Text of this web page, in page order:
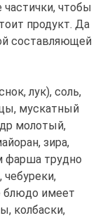
чтобы
продукт. Да
составляющей
лук), соль,
мускатный
молотый,
зира,
фарша трудно
чебуреки,
блюдо имеет
колбаски,